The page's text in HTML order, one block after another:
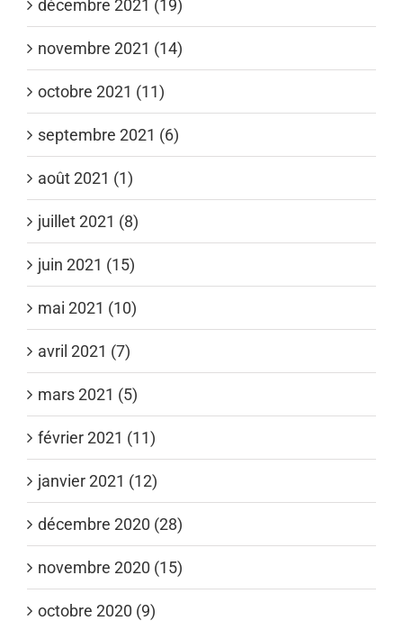
décembre 2021 (19)
novembre 2021 (14)
octobre 2021 (11)
septembre 2021 (6)
août 2021 (1)
juillet 2021 (8)
juin 2021 (15)
mai 2021 (10)
avril 2021 (7)
mars 2021 (5)
février 2021 (11)
janvier 2021 (12)
décembre 2020 (28)
novembre 2020 (15)
octobre 2020 (9)